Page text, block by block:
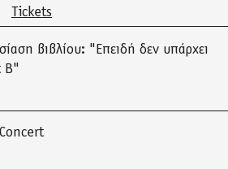
Tickets
βιβλίου: "Επειδή δεν υπάρχει
B"